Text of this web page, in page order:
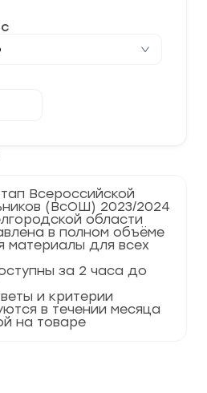
Всероссийской
(ВсОШ) 2023/2024
области
в полном объёме
материалы для всех
за 2 часа до
и критерии
в течении месяца
на товаре